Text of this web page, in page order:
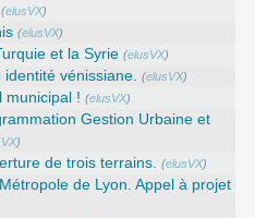
(elusVX)
(elusVX)
et la Syrie (elusVX)
vénissiane. (elusVX)
municipal ! (elusVX)
Gestion Urbaine et
)
de trois terrains. (elusVX)
de Lyon. Appel à projet